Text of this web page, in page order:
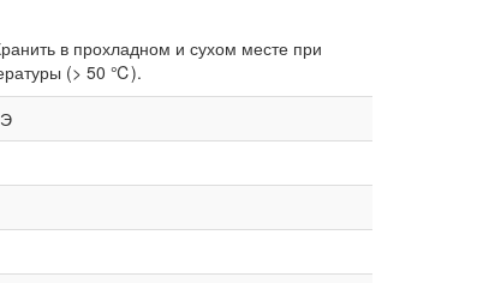
в прохладном и сухом месте при
(> 50 ℃).